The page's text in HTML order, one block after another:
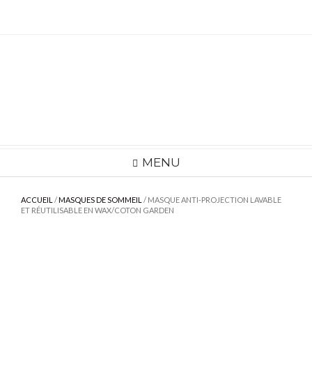
MENU
ACCUEIL /MASQUES DE SOMMEIL / MASQUE ANTI-PROJECTION LAVABLE
ET RÉUTILISABLE EN WAX/COTON GARDEN